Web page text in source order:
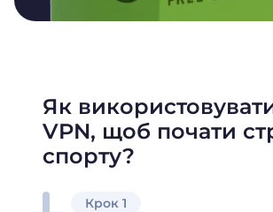
Як
VPN, щоб почати
спорту?
Крок 1